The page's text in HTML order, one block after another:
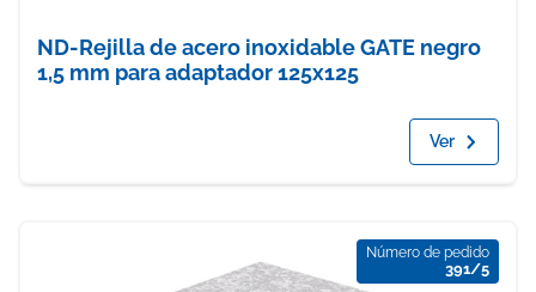
ND-Rejilla de acero inoxidable GATE negro
1,5 mm para adaptador 125x125
Ver
Número de pedido
391/5